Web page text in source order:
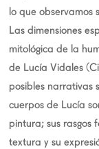
lo que observamos
Las dimensiones
mitológica de la
de Lucía Vidales
posibles narrativas
cuerpos de Lucía
pintura; sus rasgos
textura y su